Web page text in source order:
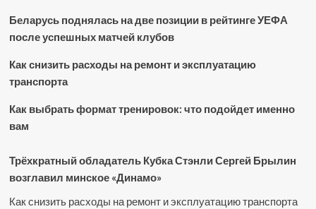
Беларусь поднялась на две позиции в рейтинге УЕФА
после успешных матчей клубов
Как снизить расходы на ремонт и эксплуатацию
транспорта
Как выбрать формат тренировок: что подойдет именно
вам
Трёхкратный обладатель Кубка Стэнли Сергей Брылин
возглавил минское «Динамо»
Как снизить расходы на ремонт и эксплуатацию транспорта